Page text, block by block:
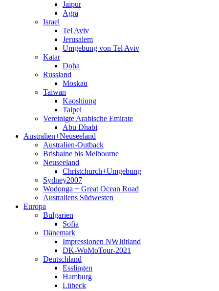
Jaipur
Agra
Israel
Tel Aviv
Jerusalem
Umgebung von Tel Aviv
Katar
Doha
Russland
Moskau
Taiwan
Kaoshiung
Taipei
Vereinigte Arabische Emirate
Abu Dhabi
Australien+Neuseeland
Australien-Outback
Brisbaine bis Melbourne
Neuseeland
Christchurch+Umgebung
Sydney2007
Wodonga + Great Ocean Road
Australiens Südwesten
Europa
Bulgarien
Sofia
Dänemark
Impressionen NWJütland
DK-WoMoTour-2021
Deutschland
Esslingen
Hamburg
Lübeck